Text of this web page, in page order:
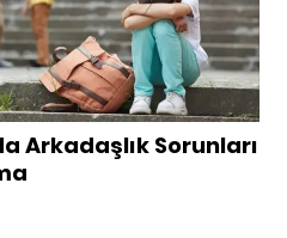
Arkadaşlık Sorunları